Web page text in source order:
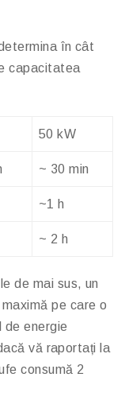
în cât
capacitatea
50 kW
~ 30 min
~1 h
~ 2 h
de mai sus, un
pe care o
energie
vă raportați la
consumă 2